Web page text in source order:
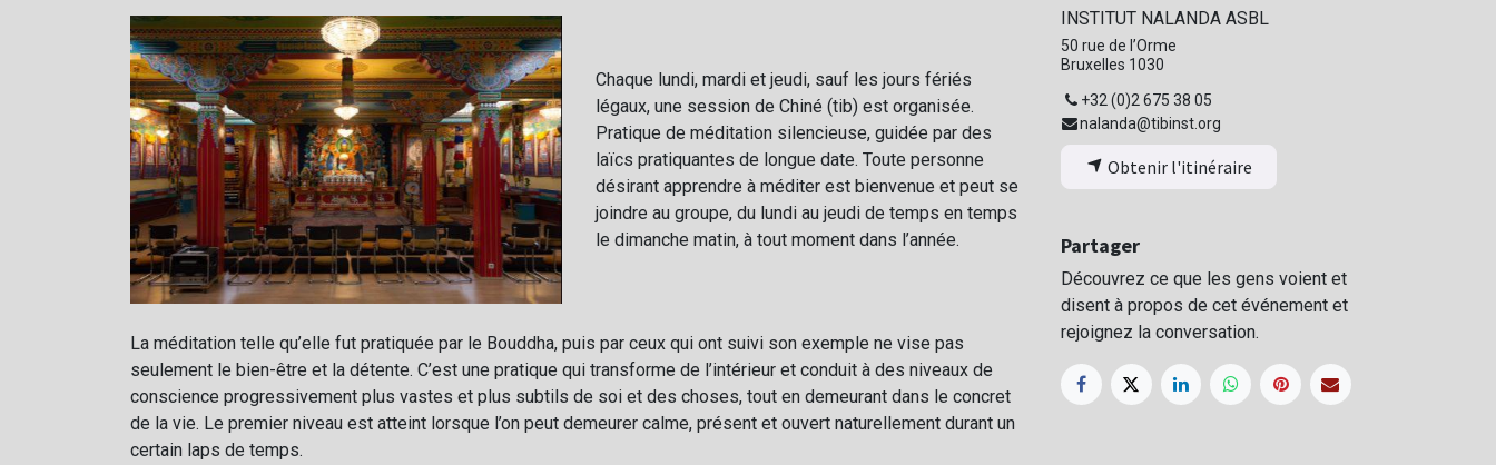
Chaque lundi, mardi et jeudi, sauf les jours fériés
légaux, une session de Chiné (tib) est organisée.
Pratique de méditation silencieuse, guidée par des
laïcs pratiquantes de longue date. Toute personne
désirant apprendre à méditer est bienvenue et peut se
joindre au groupe, du lundi au jeudi de temps en temps
le dimanche matin, à tout moment dans l’année.
La méditation telle qu’elle fut pratiquée par le Bouddha, puis par ceux qui ont suivi son exemple ne vise pas
seulement le bien-être et la détente. C’est une pratique qui transforme de l’intérieur et conduit à des niveaux de
conscience progressivement plus vastes et plus subtils de soi et des choses, tout en demeurant dans le concret
de la vie. Le premier niveau est atteint lorsque l’on peut demeurer calme, présent et ouvert naturellement durant un
certain laps de temps.
INSTITUT NALANDA ASBL
50 rue de l’Orme
Bruxelles 1030
+32 (0)2 675 38 05
nalanda@tibinst.org
Obtenir l'itinéraire
Partager
Découvrez ce que les gens voient et
disent à propos de cet événement et
rejoignez la conversation.